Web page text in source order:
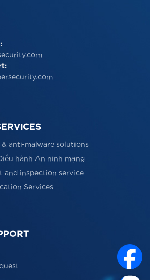
anti-malware solutions
hành An ninh mạng
and inspection service
Services